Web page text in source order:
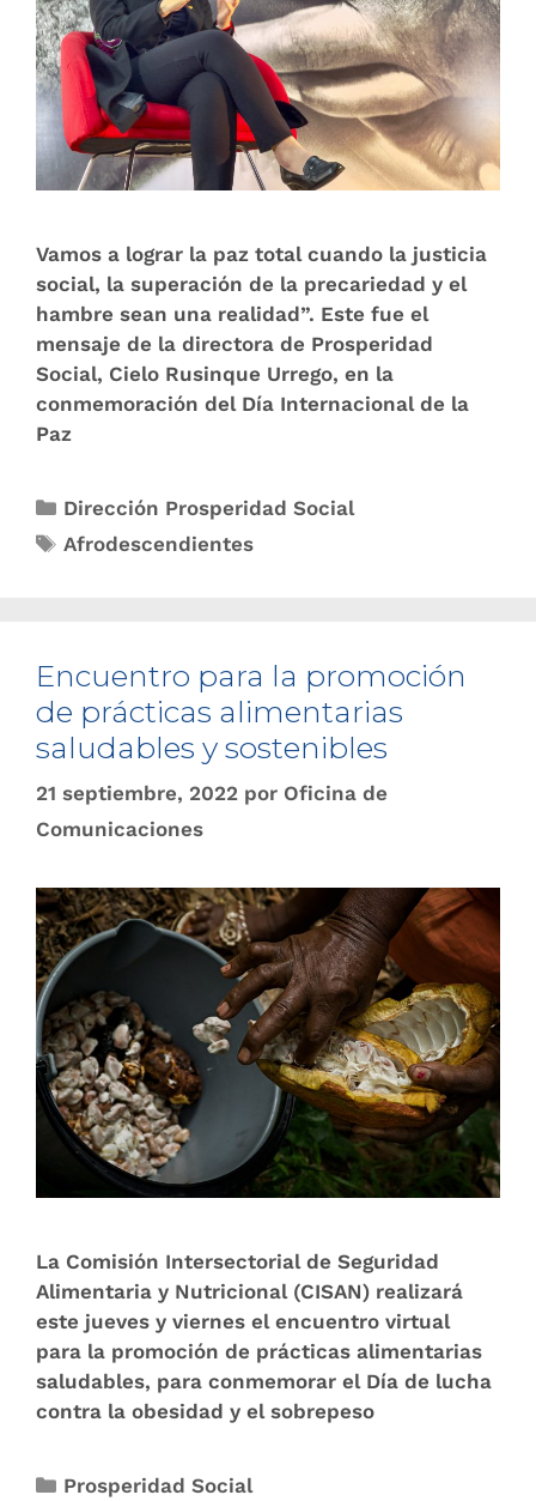
Vamos a lograr la paz total cuando la justicia
social, la superación de la precariedad y el
hambre sean una realidad”. Este fue el
mensaje de la directora de Prosperidad
Social, Cielo Rusinque Urrego, en la
conmemoración del Día Internacional de la
Paz
Dirección Prosperidad Social
Afrodescendientes
Encuentro para la promoción
de prácticas alimentarias
saludables y sostenibles
21 septiembre, 2022 por Oficina de
Comunicaciones
La Comisión Intersectorial de Seguridad
Alimentaria y Nutricional (CISAN) realizará
este jueves y viernes el encuentro virtual
para la promoción de prácticas alimentarias
saludables, para conmemorar el Día de lucha
contra la obesidad y el sobrepeso
Prosperidad Social